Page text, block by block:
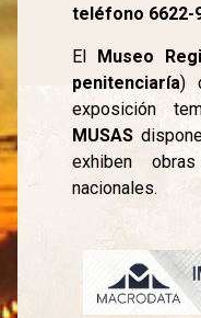
teléfono 6622-
El Museo
penitenciaría)
exposición
MUSAS
exhiben
nacionales.